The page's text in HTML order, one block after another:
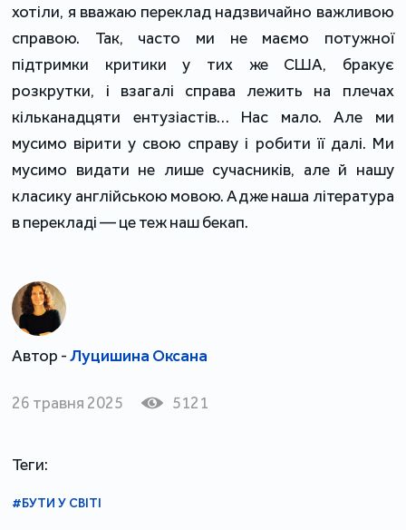
хотіли, я вважаю переклад надзвичайно важливою
справою. Так, часто ми не маємо потужної
підтримки критики у тих же США, бракує
розкрутки, і взагалі справа лежить на плечах
кільканадцяти ентузіастів… Нас мало. Але ми
мусимо вірити у свою справу і робити її далі. Ми
мусимо видати не лише сучасників, але й нашу
класику англійською мовою. Адже наша література
в перекладі — це теж наш бекап.
Автор -Луцишина Оксана
26 травня 2025 5121
Теги:
#БУТИ У СВІТІ